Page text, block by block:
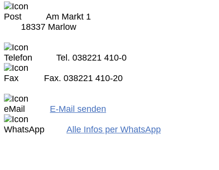
Am Markt 1
18337 Marlow
Tel. 038221 410-0
Fax. 038221 410-20
E-Mail senden
Alle Infos per WhatsApp